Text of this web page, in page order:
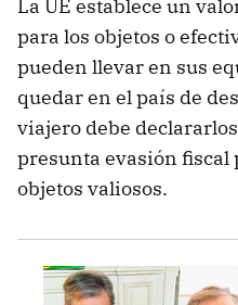
La UE establece un
para los objetos o
pueden llevar en sus
quedar en el país de
viajero debe
presunta evasión
objetos valiosos.